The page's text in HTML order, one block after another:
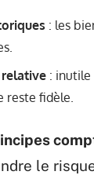
: les
relative : inutile
reste fidèle.
le